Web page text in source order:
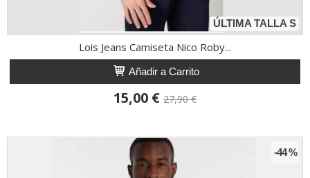
ÚLTIMA TALLA S
Lois Jeans Camiseta Nico Roby...
Añadir a Carrito
15,00 € 27,90 €
-44 %